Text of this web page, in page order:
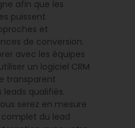
afin que les
puissent
et
de conversion.
avec les équipes
un logiciel CRM
transparent
leads qualifiés.
serez en mesure
du lead